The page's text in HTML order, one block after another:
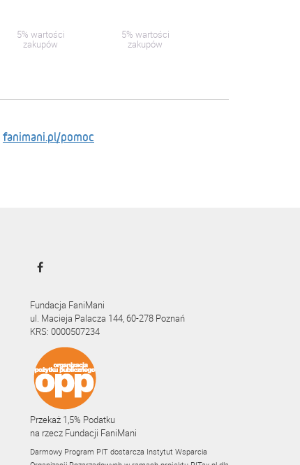
5% wartości
zakupów
5% wartości
zakupów
fanimani.pl/pomoc
Fundacja FaniMani
ul. Macieja Palacza 144, 60-278 Poznań
KRS: 0000507234
Przekaż 1,5% Podatku
na rzecz Fundacji FaniMani
Darmowy Program PIT dostarcza Instytut Wsparcia